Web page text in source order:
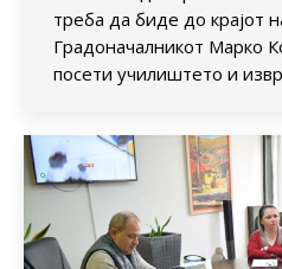
треба да биде до крајот
Градоначалникот Марко
посети училиштето и